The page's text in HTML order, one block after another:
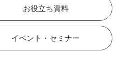
お役立ち資料
イベント・セミナー